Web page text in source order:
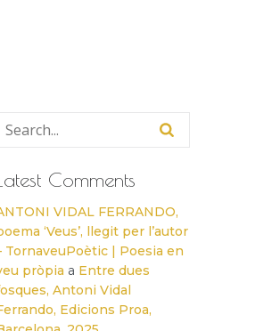
Comments
VIDAL FERRANDO,
‘Veus’, llegit per l’autor
TornaveuPoètic | Poesia en
pròpia a Entre dues
Antoni Vidal
Edicions Proa,